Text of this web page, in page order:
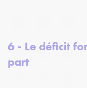
6 - Le déficit
part